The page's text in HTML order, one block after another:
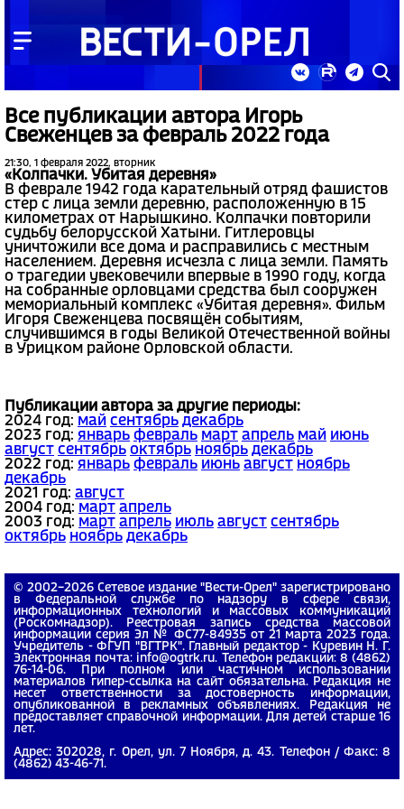
Все публикации автора Игорь
Свеженцев за февраль 2022 года
21:30, 1 февраля 2022, вторник
«Колпачки. Убитая деревня»
В феврале 1942 года карательный отряд фашистов
стер с лица земли деревню, расположенную в 15
километрах от Нарышкино. Колпачки повторили
судьбу белорусской Хатыни. Гитлеровцы
уничтожили все дома и расправились с местным
населением. Деревня исчезла с лица земли. Память
о трагедии увековечили впервые в 1990 году, когда
на собранные орловцами средства был сооружен
мемориальный комплекс «Убитая деревня». Фильм
Игоря Свеженцева посвящён событиям,
случившимся в годы Великой Отечественной войны
в Урицком районе Орловской области.
Публикации автора за другие периоды:
2024 год: май сентябрь декабрь
2023 год: январь февраль март апрель май июнь
август сентябрь октябрь ноябрь декабрь
2022 год: январь февраль июнь август ноябрь
декабрь
2021 год: август
2004 год: март апрель
2003 год: март апрель июль август сентябрь
октябрь ноябрь декабрь
© 2002−2026 Сетевое издание "Вести-Орел" зарегистрировано
в Федеральной службе по надзору в сфере связи,
информационных технологий и массовых коммуникаций
(Роскомнадзор). Реестровая запись средства массовой
информации серия Эл № ФС77-84935 от 21 марта 2023 года.
Учредитель - ФГУП "ВГТРК". Главный редактор - Куревин Н. Г.
Электронная почта: info@ogtrk.ru. Телефон редакции: 8 (4862)
76-14-06. При полном или частичном использовании
материалов гипер-ссылка на сайт обязательна. Редакция не
несет ответственности за достоверность информации,
опубликованной в рекламных объявлениях. Редакция не
предоставляет справочной информации. Для детей старше 16
лет.
Адрес: 302028, г. Орел, ул. 7 Ноября, д. 43. Телефон / Факс: 8
(4862) 43-46-71.